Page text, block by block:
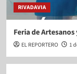
RIVADAVIA
Feria de
EL REPORTERO 1